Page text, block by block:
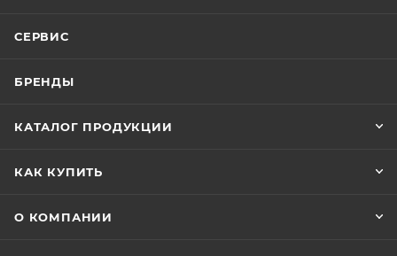
СЕРВИС
БРЕНДЫ
КАТАЛОГ ПРОДУКЦИИ
КАК КУПИТЬ
О КОМПАНИИ